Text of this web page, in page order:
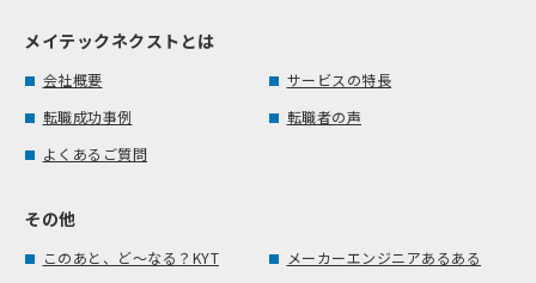
メイテックネクストとは
会社概要
サービスの特長
転職成功事例
転職者の声
よくあるご質問
その他
このあと、ど～なる？KYT
メーカーエンジニアあるある